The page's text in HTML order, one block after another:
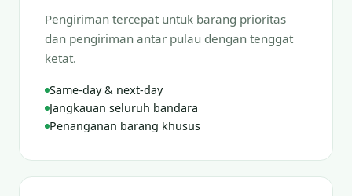
Pengiriman tercepat untuk barang prioritas
dan pengiriman antar pulau dengan tenggat
ketat.
Same-day & next-day
Jangkauan seluruh bandara
Penanganan barang khusus